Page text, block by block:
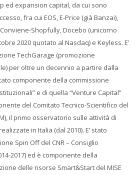
ed expansion capital, da cui sono
fra cui EOS, E-Price (già Banzai),
Shopfully, Docebo (unicorno
2020 quotato al Nasdaq) e Keyless. E’
TechGarage (promozione
per oltre un decennio a partire dalla
componente della commissione
e di quella “Venture Capital”
del Comitato Tecnico-Scientifico del
il primo osservatorio sulle attività di
in Italia (dal 2010). E’ stato
Spin Off del CNR – Consiglio
2017) ed è componente della
delle risorse Smart&Start del MISE